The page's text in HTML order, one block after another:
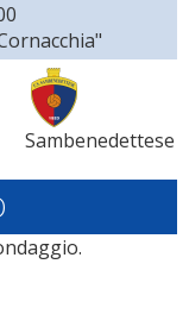
Sambenedettese